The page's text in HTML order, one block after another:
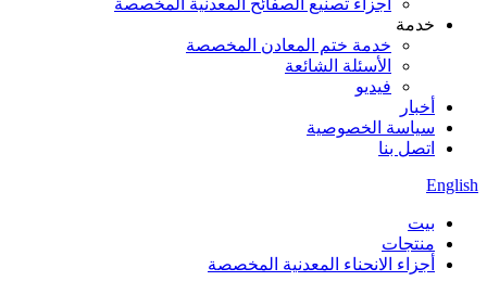
أجزاء تصنيع الصفائح المعدنية المخصصة
خدمة
خدمة ختم المعادن المخصصة
الأسئلة الشائعة
فيديو
أخبار
سياسة الخصوصية
اتصل بنا
English
بيت
منتجات
أجزاء الانحناء المعدنية المخصصة